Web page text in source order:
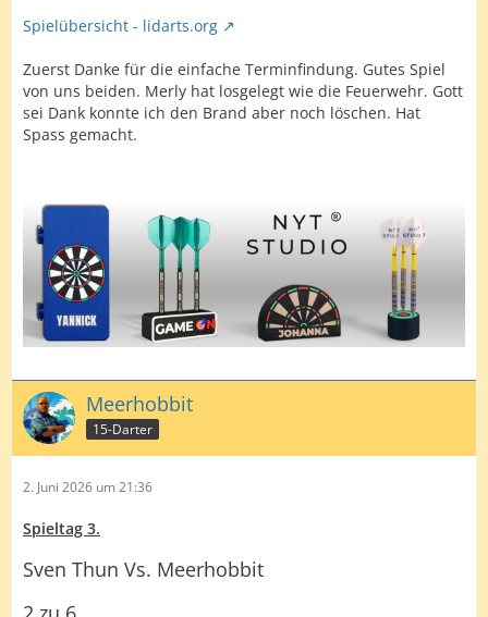
Spielübersicht - lidarts.org
Zuerst Danke für die einfache Terminfindung. Gutes Spiel
von uns beiden. Merly hat losgelegt wie die Feuerwehr. Gott
sei Dank konnte ich den Brand aber noch löschen. Hat
Spass gemacht.
Meerhobbit
15-Darter
2. Juni 2026 um 21:36
Spieltag 3.
Sven Thun Vs. Meerhobbit